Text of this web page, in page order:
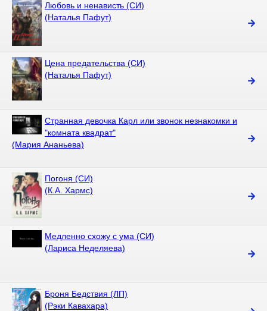
Любовь и ненависть (СИ)
(Наталья Пафут)
Цена предательства (СИ)
(Наталья Пафут)
Странная девочка Карл или звонок незнакомки и
"комната квадрат"
(Мария Ананьева)
Погоня (СИ)
(К.А. Хармс)
Медленно схожу с ума (СИ)
(Лариса Неделяева)
Броня Бедствия (ЛП)
(Рэки Кавахара)